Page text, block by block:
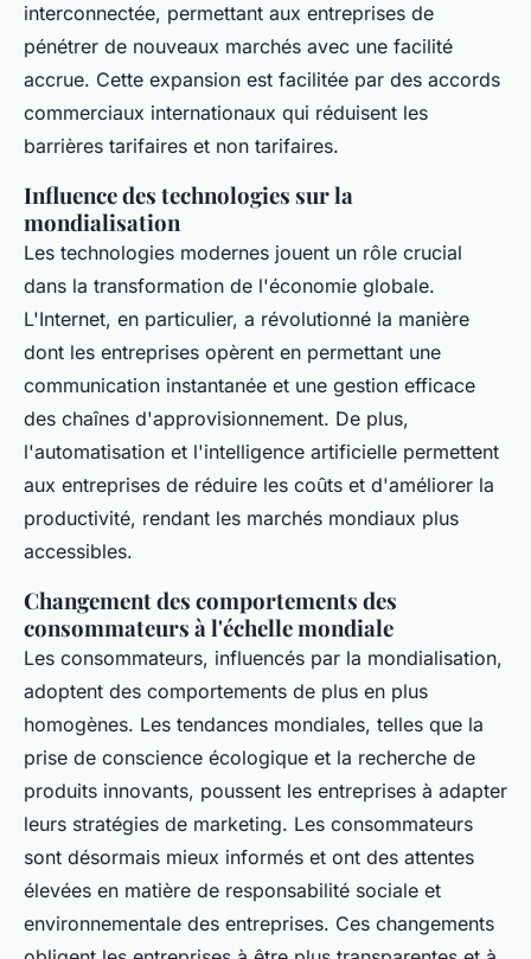
interconnectée, permettant aux entreprises de
pénétrer de nouveaux marchés avec une facilité
accrue. Cette expansion est facilitée par des accords
commerciaux internationaux qui réduisent les
barrières tarifaires et non tarifaires.
Influence des technologies sur la
mondialisation
Les technologies modernes jouent un rôle crucial
dans la transformation de l'économie globale.
L'Internet, en particulier, a révolutionné la manière
dont les entreprises opèrent en permettant une
communication instantanée et une gestion efficace
des chaînes d'approvisionnement. De plus,
l'automatisation et l'intelligence artificielle permettent
aux entreprises de réduire les coûts et d'améliorer la
productivité, rendant les marchés mondiaux plus
accessibles.
Changement des comportements des
consommateurs à l'échelle mondiale
Les consommateurs, influencés par la mondialisation,
adoptent des comportements de plus en plus
homogènes. Les tendances mondiales, telles que la
prise de conscience écologique et la recherche de
produits innovants, poussent les entreprises à adapter
leurs stratégies de marketing. Les consommateurs
sont désormais mieux informés et ont des attentes
élevées en matière de responsabilité sociale et
environnementale des entreprises. Ces changements